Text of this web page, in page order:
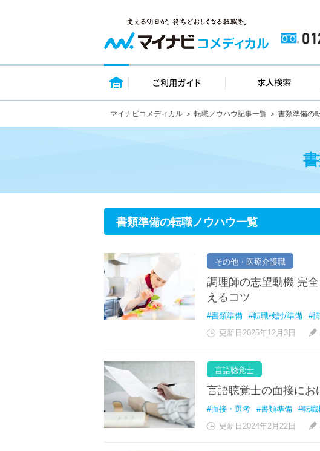
トップページ ご利用ガイド
マイナビコメディカル 転職ノウハウ記事一覧 書類準備の
書類準備の転職ノウハウ一覧
その他・医療介護職
調理師の志望動機 完
えるコツ
#書類準備 #転職検討/準備
#
更新日2025年12月3日
言語聴覚士
言語聴覚士の面接にお
#面接・選考 #書類準備 #転
更新日2024年2月22日